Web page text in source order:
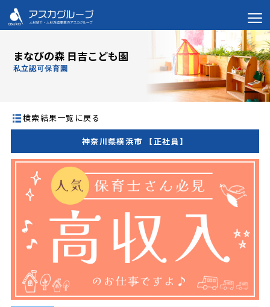
まなびの森 日吉こども園
私立認可保育園
検索結果一覧に戻る
神奈川県横浜市 【正社員】